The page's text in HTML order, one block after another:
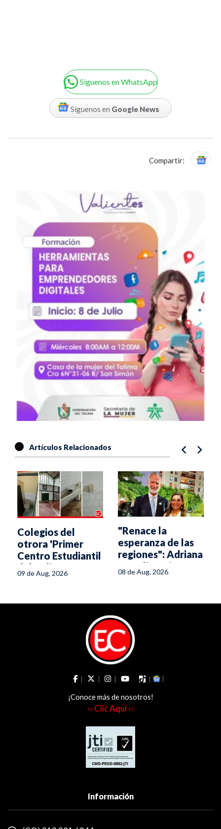
Siguenos en WhatsApp
Síguenos en Google News
Compartir:
Artículos Relacionados
Colegios del
otrora 'Primer
Centro Estudiantil
del Tolima' se
caen a pedazos
09 de Aug, 2026
"Renace la
esperanza de las
regiones": Adriana
Magali Matiz
08 de Aug, 2026
¡Conoce más de nosotros!
›› Clic Aquí ‹‹
Información